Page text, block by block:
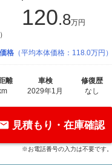
120.8万円
格 （平均本体価格：118.0万円）
離
車検
2029年1月
修復歴
なし
見積もり・在庫確認
※お電話番号の入力は不要です。